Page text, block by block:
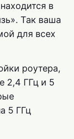
в
Так ваша
для всех
роутера,
2,4 ГГц и 5
5 ГГц